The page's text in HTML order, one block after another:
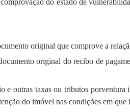
do estado de
original que comprove a
original do recibo de
e outras taxas ou tributos
do imóvel nas condições em que